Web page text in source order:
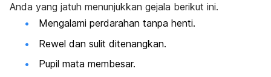
Anda yang jatuh menunjukkan gejala berikut ini.
Mengalami perdarahan tanpa henti.
Rewel dan sulit ditenangkan.
Pupil mata membesar.